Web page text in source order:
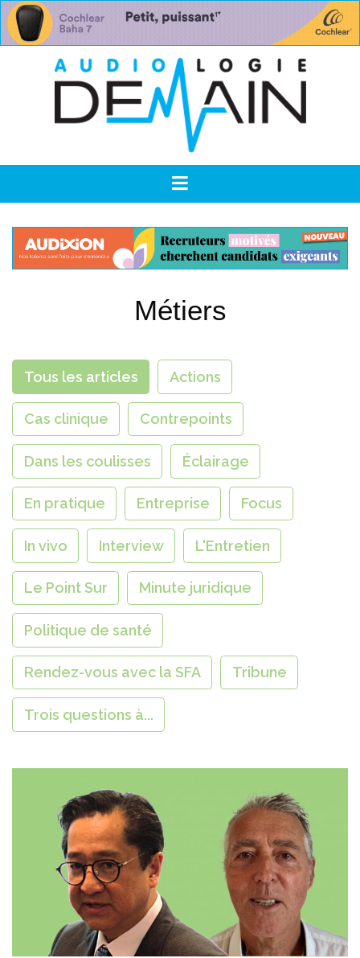
Métiers
Tous les articles Actions
Cas clinique Contrepoints
Dans les coulisses Éclairage
En pratique Entreprise Focus
In vivo Interview L'Entretien
Le Point Sur Minute juridique
Politique de santé
Rendez-vous avec la SFA Tribune
Trois questions à...